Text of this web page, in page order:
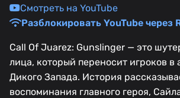
Смотреть на YouTube
Разблокировать YouTube
Call Of Juarez: Gunslinger — это
лица, который переносит игроков в
Дикого Запада. История
воспоминания главного героя,